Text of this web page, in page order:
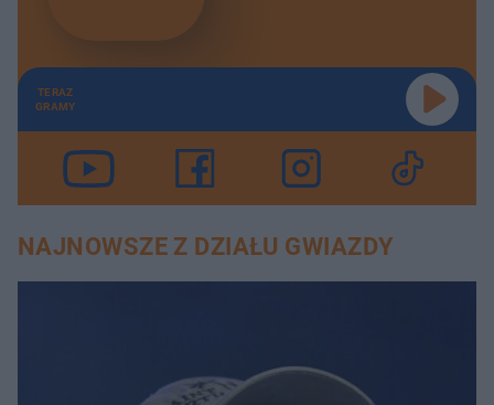
TERAZ
GRAMY
NAJNOWSZE Z DZIAŁU GWIAZDY